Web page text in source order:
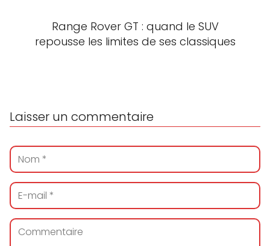
Range Rover GT : quand le SUV
repousse les limites de ses classiques
Laisser un commentaire